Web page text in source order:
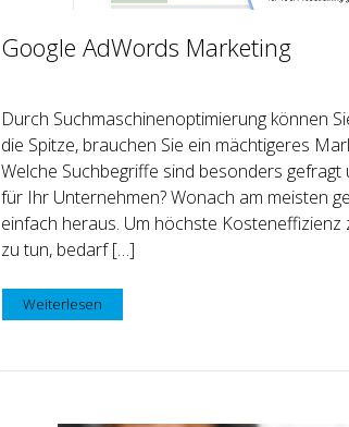
Google AdWords Marketing
Durch Suchmaschinenoptimierung können
die Spitze, brauchen Sie ein mächtigeres
Welche Suchbegriffe sind besonders
für Ihr Unternehmen? Wonach am meisten
einfach heraus. Um höchste
zu tun, bedarf […]
Weiterlesen